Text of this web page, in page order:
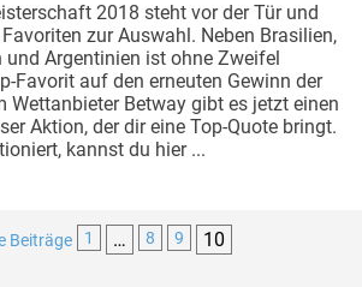
2018 steht vor der Tür und
zur Auswahl. Neben Brasilien,
und Argentinien ist ohne Zweifel
Favorit auf den erneuten Gewinn der
Wettanbieter Betway gibt es jetzt einen
Aktion, der dir eine Top-Quote bringt.
kannst du hier ...
Beiträge 1 … 8 9 10